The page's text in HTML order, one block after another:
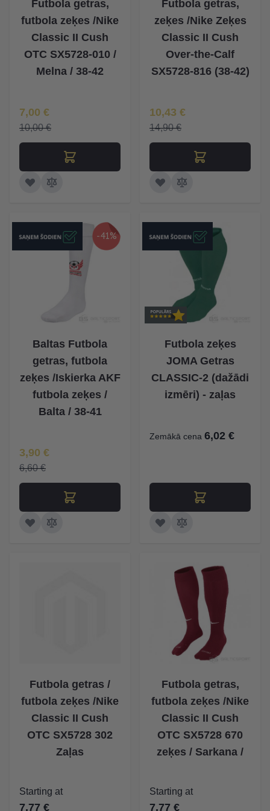
Futbola getras,
futbola zeķes /Nike
Classic II Cush
OTC SX5728-010 /
Melna / 38-42
Īpaša Cena
7,00 €
10,00 €
Futbola getras,
zeķes /Nike Zeķes
Classic II Cush
Over-the-Calf
SX5728-816 (38-42)
Īpaša Cena
10,43 €
14,90 €
-41%
Baltas Futbola
getras, futbola
zeķes /Iskierka AKF
futbola zeķes /
Balta / 38-41
Īpaša Cena
3,90 €
6,60 €
Futbola zeķes
JOMA Getras
CLASSIC-2 (dažādi
izmēri) - zaļas
Zemākā cena 6,02 €
Futbola getras /
futbola zeķes /Nike
Classic II Cush
OTC SX5728 302
Zaļas
Starting at
7,77 €
Futbola getras,
futbola zeķes /Nike
Classic II Cush
OTC SX5728 670
zeķes / Sarkana /
Starting at
7,77 €